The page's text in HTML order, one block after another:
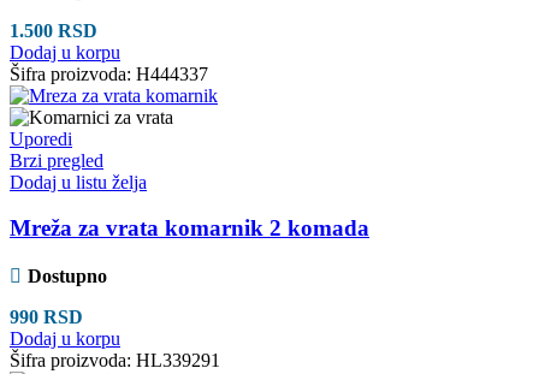
1.500 RSD
Dodaj u korpu
Šifra proizvoda: H444337
Uporedi
Brzi pregled
Dodaj u listu želja
Mreža za vrata komarnik 2 komada
Dostupno
990 RSD
Dodaj u korpu
Šifra proizvoda: HL339291